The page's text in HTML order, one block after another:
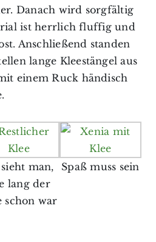
Danach wird sorgfältig
ist herrlich fluffig und
Anschließend standen
lange Kleestängel aus
einem Ruck händisch
man,
lang der
schon war
Spaß muss sein